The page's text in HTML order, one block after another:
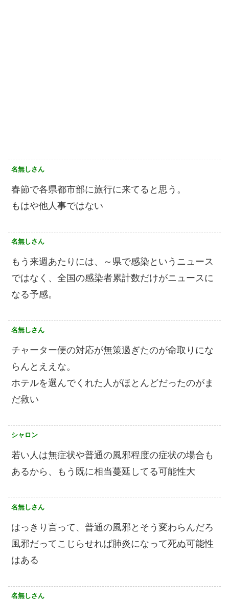
名無しさん
春節で各県都市部に旅行に来てると思う。
もはや他人事ではない
名無しさん
もう来週あたりには、～県で感染というニュース
ではなく、全国の感染者累計数だけがニュースに
なる予感。
名無しさん
チャーター便の対応が無策過ぎたのが命取りにな
らんとええな。
ホテルを選んでくれた人がほとんどだったのがま
だ救い
シャロン
若い人は無症状や普通の風邪程度の症状の場合も
あるから、もう既に相当蔓延してる可能性大
名無しさん
はっきり言って、普通の風邪とそう変わらんだろ
風邪だってこじらせれば肺炎になって死ぬ可能性
はある
名無しさん